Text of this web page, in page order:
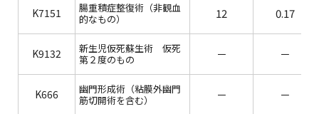
K7151
腸重積症整復術（非観血
的なもの）
12 0.17
K9132
新生児仮死蘇生術 仮死
第２度のもの
－ －
K666
幽門形成術（粘膜外幽門
筋切開術を含む）
－ －